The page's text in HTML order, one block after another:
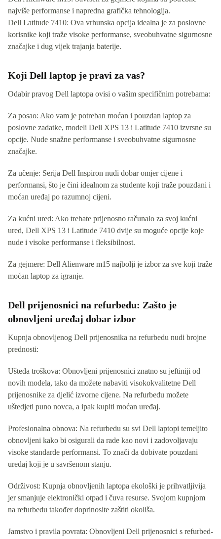
najviše performanse i napredna grafička tehnologija.
Dell Latitude 7410: Ova vrhunska opcija idealna je za poslovne
korisnike koji traže visoke performanse, sveobuhvatne sigurnosne
značajke i dug vijek trajanja baterije.
Koji Dell laptop je pravi za vas?
Odabir pravog Dell laptopa ovisi o vašim specifičnim potrebama:
Za posao: Ako vam je potreban moćan i pouzdan laptop za
poslovne zadatke, modeli Dell XPS 13 i Latitude 7410 izvrsne su
opcije. Nude snažne performanse i sveobuhvatne sigurnosne
značajke.
Za učenje: Serija Dell Inspiron nudi dobar omjer cijene i
performansi, što je čini idealnom za studente koji traže pouzdani i
moćan uređaj po razumnoj cijeni.
Za kućni ured: Ako trebate prijenosno računalo za svoj kućni
ured, Dell XPS 13 i Latitude 7410 dvije su moguće opcije koje
nude i visoke performanse i fleksibilnost.
Za gejmere: Dell Alienware m15 najbolji je izbor za sve koji traže
moćan laptop za igranje.
Dell prijenosnici na refurbedu: Zašto je
obnovljeni uređaj dobar izbor
Kupnja obnovljenog Dell prijenosnika na refurbedu nudi brojne
prednosti:
Ušteda troškova: Obnovljeni prijenosnici znatno su jeftiniji od
novih modela, tako da možete nabaviti visokokvalitetne Dell
prijenosnike za djelić izvorne cijene. Na refurbedu možete
uštedjeti puno novca, a ipak kupiti moćan uređaj.
Profesionalna obnova: Na refurbedu su svi Dell laptopi temeljito
obnovljeni kako bi osigurali da rade kao novi i zadovoljavaju
visoke standarde performansi. To znači da dobivate pouzdani
uređaj koji je u savršenom stanju.
Održivost: Kupnja obnovljenih laptopa ekološki je prihvatljivija
jer smanjuje elektronički otpad i čuva resurse. Svojom kupnjom
na refurbedu također doprinosite zaštiti okoliša.
Jamstvo i pravila povrata: Obnovljeni Dell prijenosnici s refurbed-